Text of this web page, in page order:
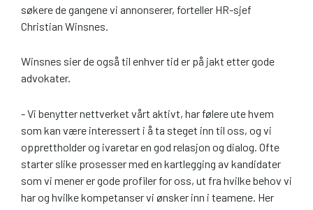
søkere de gangene vi annonserer, forteller HR-sjef
Christian Winsnes.
Winsnes sier de også til enhver tid er på jakt etter gode
advokater.
- Vi benytter nettverket vårt aktivt, har følere ute hvem
som kan være interessert i å ta steget inn til oss, og vi
opprettholder og ivaretar en god relasjon og dialog. Ofte
starter slike prosesser med en kartlegging av kandidater
som vi mener er gode profiler for oss, ut fra hvilke behov vi
har og hvilke kompetanser vi ønsker inn i teamene. Her